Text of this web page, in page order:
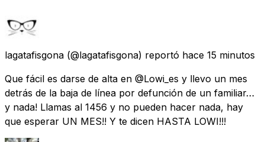
lagatafisgona (@lagatafisgona) reportó hace 15 minutos
Que fácil es darse de alta en @Lowi_es y llevo un mes
detrás de la baja de línea por defunción de un familiar…
y nada! Llamas al 1456 y no pueden hacer nada, hay
que esperar UN MES!! Y te dicen HASTA LOWI!!!